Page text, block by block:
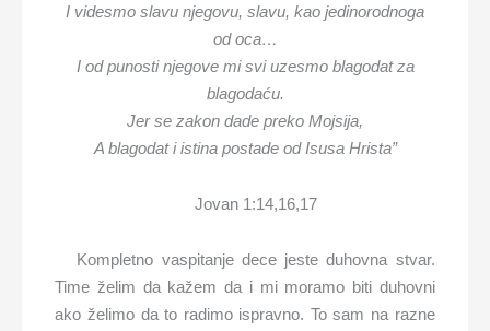
I videsmo slavu njegovu, slavu, kao jedinorodnoga
od oca…
I od punosti njegove mi svi uzesmo blagodat za
blagodaću.
Jer se zakon dade preko Mojsija,
A blagodat i istina postade od Isusa Hrista”
Jovan 1:14,16,17
Kompletno vaspitanje dece jeste duhovna stvar.
Time želim da kažem da i mi moramo biti duhovni
ako želimo da to radimo ispravno. To sam na razne